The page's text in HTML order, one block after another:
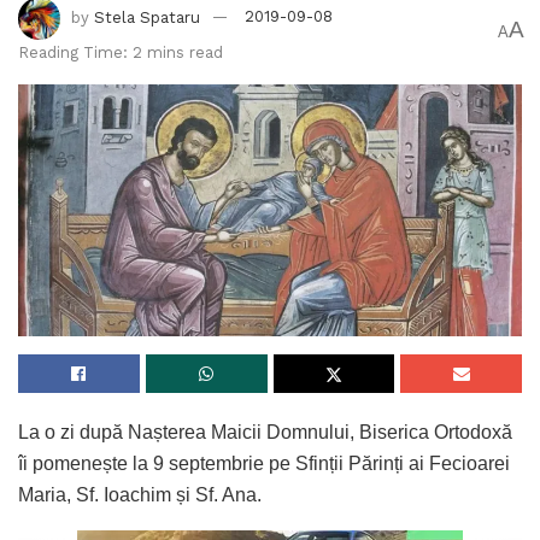
by Stela Spataru
2019-09-08
Reading Time: 2 mins read
AA
La o zi după Nașterea Maicii Domnului, Biserica Ortodoxă
îi pomenește la 9 septembrie pe Sfinții Părinți ai Fecioarei
Maria, Sf. Ioachim și Sf. Ana.